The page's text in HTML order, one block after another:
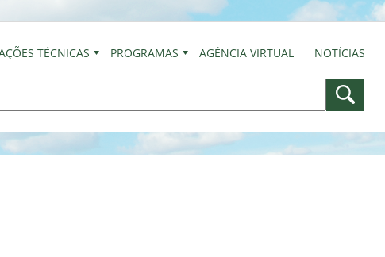
NOTÍCIAS
AGÊNCIA VIRTUAL
PROGRAMAS
TÉCNICAS